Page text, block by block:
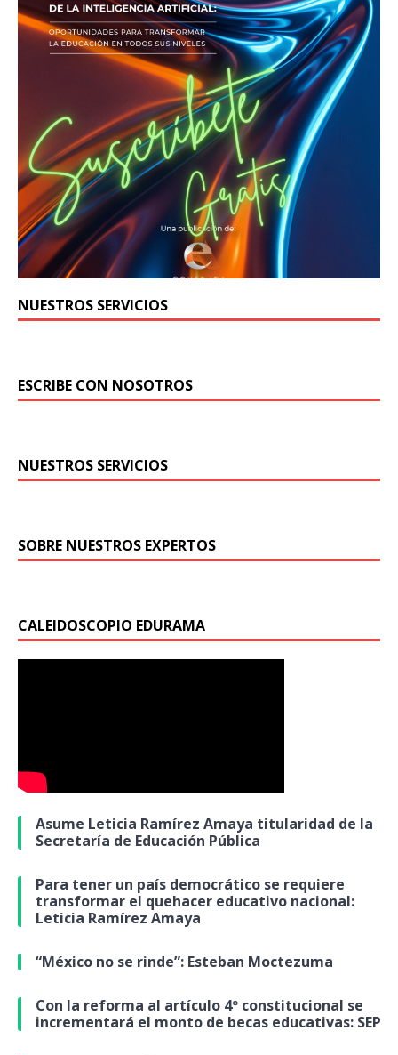
NUESTROS SERVICIOS
ESCRIBE CON NOSOTROS
NUESTROS SERVICIOS
SOBRE NUESTROS EXPERTOS
CALEIDOSCOPIO EDURAMA
Asume Leticia Ramírez Amaya titularidad de la
Secretaría de Educación Pública
Para tener un país democrático se requiere
transformar el quehacer educativo nacional:
Leticia Ramírez Amaya
“México no se rinde”: Esteban Moctezuma
Con la reforma al artículo 4º constitucional se
incrementará el monto de becas educativas: SEP